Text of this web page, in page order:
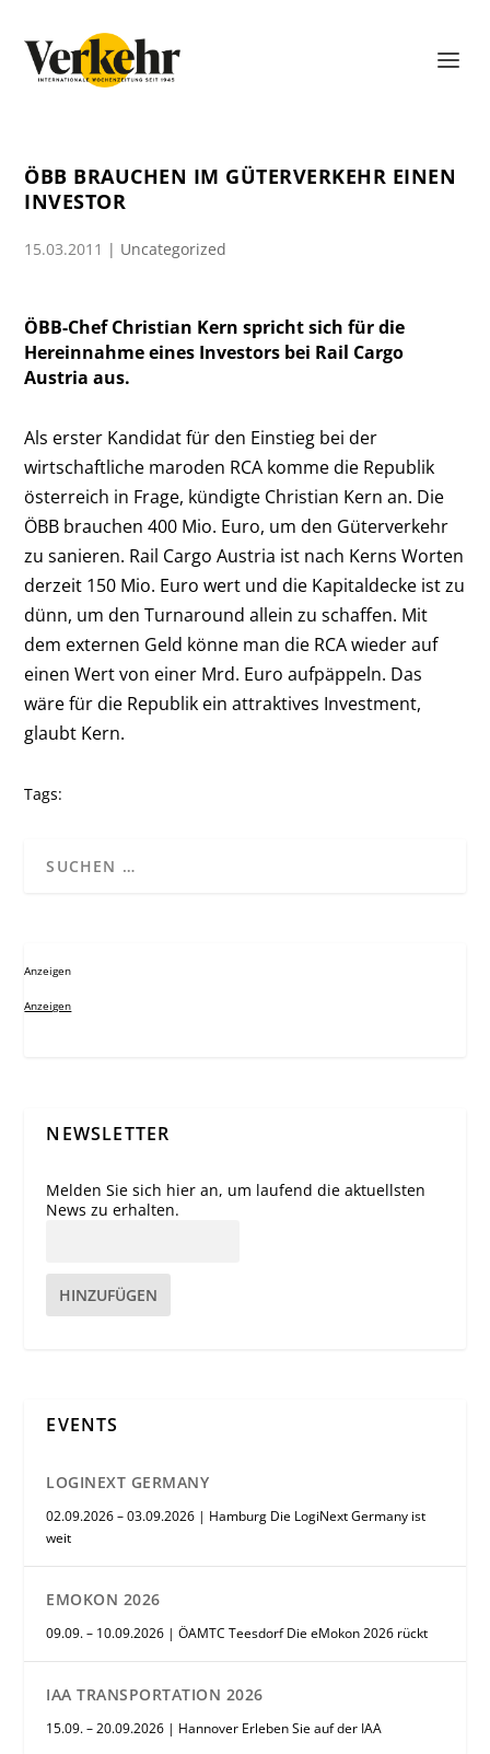
ÖBB BRAUCHEN IM GÜTERVERKEHR EINEN
INVESTOR
15.03.2011 | Uncategorized
ÖBB-Chef Christian Kern spricht sich für die
Hereinnahme eines Investors bei Rail Cargo
Austria aus.
Als erster Kandidat für den Einstieg bei der
wirtschaftliche maroden RCA komme die Republik
österreich in Frage, kündigte Christian Kern an. Die
ÖBB brauchen 400 Mio. Euro, um den Güterverkehr
zu sanieren. Rail Cargo Austria ist nach Kerns Worten
derzeit 150 Mio. Euro wert und die Kapitaldecke ist zu
dünn, um den Turnaround allein zu schaffen. Mit
dem externen Geld könne man die RCA wieder auf
einen Wert von einer Mrd. Euro aufpäppeln. Das
wäre für die Republik ein attraktives Investment,
glaubt Kern.
Tags:
Anzeigen
Anzeigen
NEWSLETTER
Melden Sie sich hier an, um laufend die aktuellsten
News zu erhalten.
HINZUFÜGEN
EVENTS
LOGINEXT GERMANY
02.09.2026 – 03.09.2026 | Hamburg Die LogiNext Germany ist
weit
EMOKON 2026
09.09. – 10.09.2026 | ÖAMTC Teesdorf Die eMokon 2026 rückt
IAA TRANSPORTATION 2026
15.09. – 20.09.2026 | Hannover Erleben Sie auf der IAA